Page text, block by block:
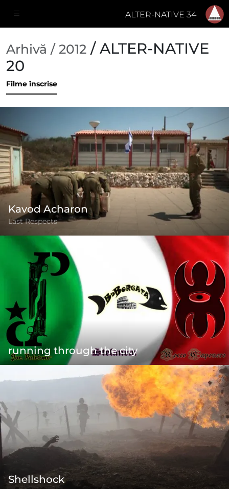
ALTER-NATIVE 34
Arhivă / 2012 / ALTER-NATIVE
20
Filme înscrise
Kavod Acharon
Last Respects
running through the city
Shellshock